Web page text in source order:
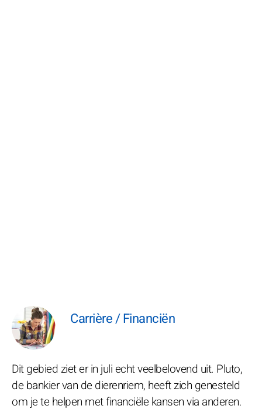
Carrière / Financiën
Dit gebied ziet er in juli echt veelbelovend uit. Pluto,
de bankier van de dierenriem, heeft zich genesteld
om je te helpen met financiële kansen via anderen.